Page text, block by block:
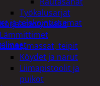
Työkalusarjat
Korjaamotyökalut
Lämmittimet
Liimat, massat, teipit
Köydet ja narut
Liimapistoolit ja
puikot
ja telakointiasemat